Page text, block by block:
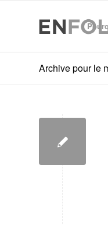
Archive pour le